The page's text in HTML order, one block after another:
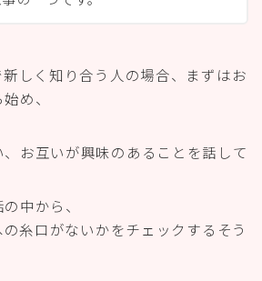
しく知り合う人の場合、まずはお
め、
お互いが興味のあることを話して
中から、
糸口がないかをチェックするそう